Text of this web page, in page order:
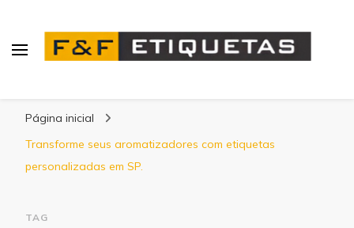
Página inicial
Transforme seus aromatizadores com etiquetas
personalizadas em SP.
TAG